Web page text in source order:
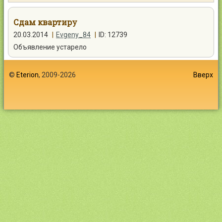
Контакты
Сдам квартиру
20.03.2014 Evgeny_84
ID: 12739
Объявление устарело
© Eterion, 2009-2026 Вверх